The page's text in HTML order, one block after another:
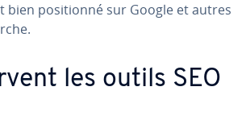
bien po­si­tionné sur Google et autres
les outils SEO